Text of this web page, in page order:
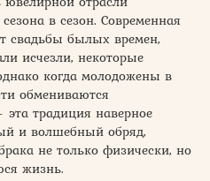
в сезон. Современная
свадьбы былых времен,
исчезли, некоторые
когда молодожены в
обмениваются
традиция наверное
и волшебный обряд,
не только физически, но
жизнь.